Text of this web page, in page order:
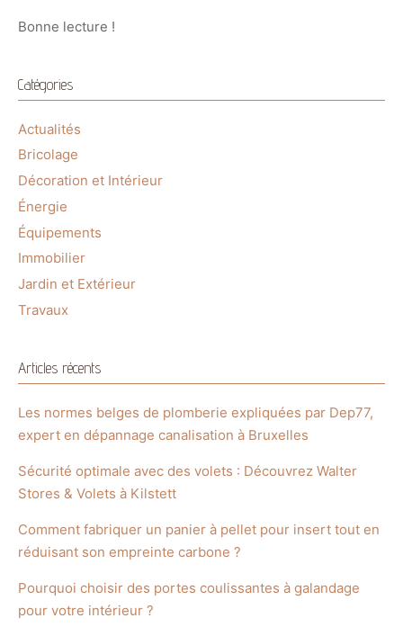
Bonne lecture !
Catégories
Actualités
Bricolage
Décoration et Intérieur
Énergie
Équipements
Immobilier
Jardin et Extérieur
Travaux
Articles récents
Les normes belges de plomberie expliquées par Dep77,
expert en dépannage canalisation à Bruxelles
Sécurité optimale avec des volets : Découvrez Walter
Stores & Volets à Kilstett
Comment fabriquer un panier à pellet pour insert tout en
réduisant son empreinte carbone ?
Pourquoi choisir des portes coulissantes à galandage
pour votre intérieur ?